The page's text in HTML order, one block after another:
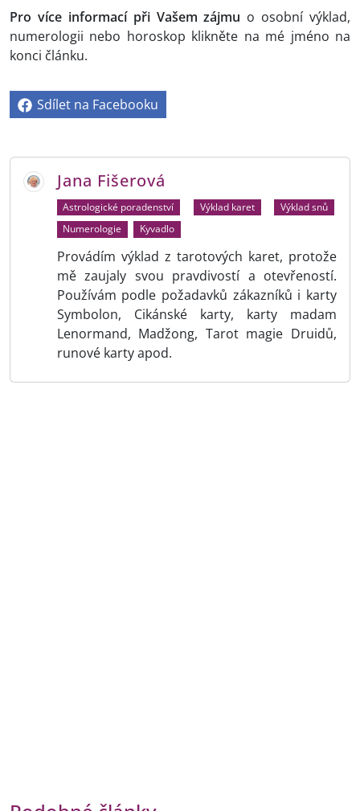
Pro více informací při Vašem zájmu o osobní výklad,
numerologii nebo horoskop klikněte na mé jméno na
konci článku.
Sdílet na Facebooku
Jana Fišerová
Astrologické poradenství Výklad karet
Výklad snů
Numerologie
Kyvadlo
Provádím výklad z tarotových karet, protože
mě zaujaly svou pravdivostí a otevřeností.
Používám podle požadavků zákazníků i karty
Symbolon, Cikánské karty, karty madam
Lenormand, Madžong, Tarot magie Druidů,
runové karty apod.